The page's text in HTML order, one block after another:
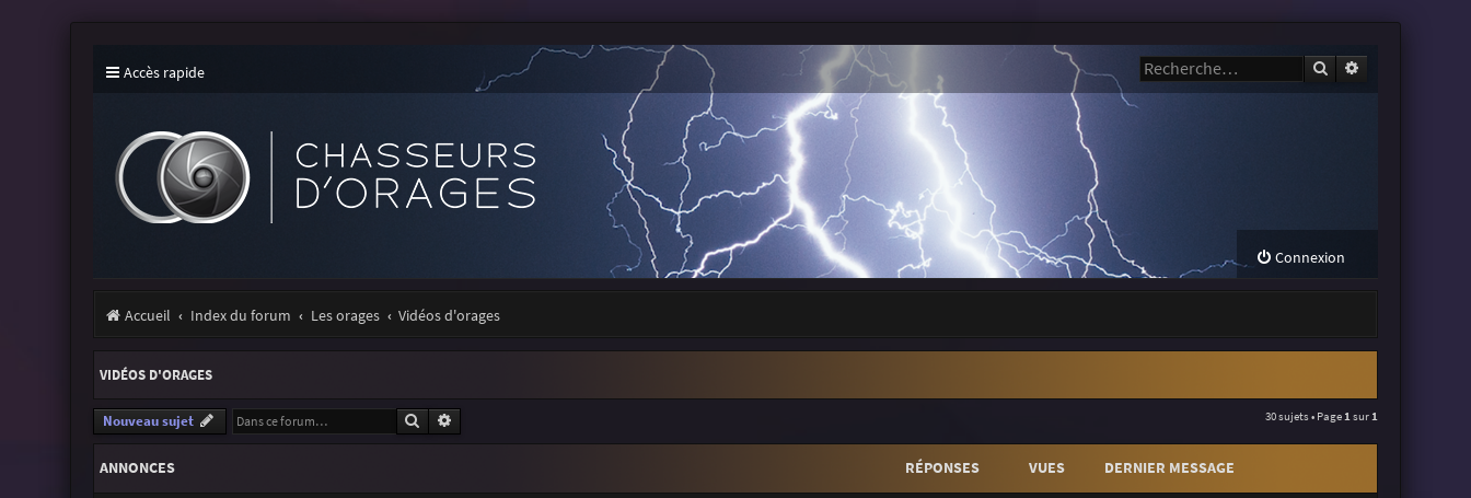
Accès rapide Rechercher
Connexion
Accueil Index du forum Les orages Vidéos d'orages
VIDÉOS D'ORAGES
Nouveau sujet Rechercher 30 sujets • Page 1 sur 1
ANNONCES RÉPONSES VUES DERNIER MESSAGE